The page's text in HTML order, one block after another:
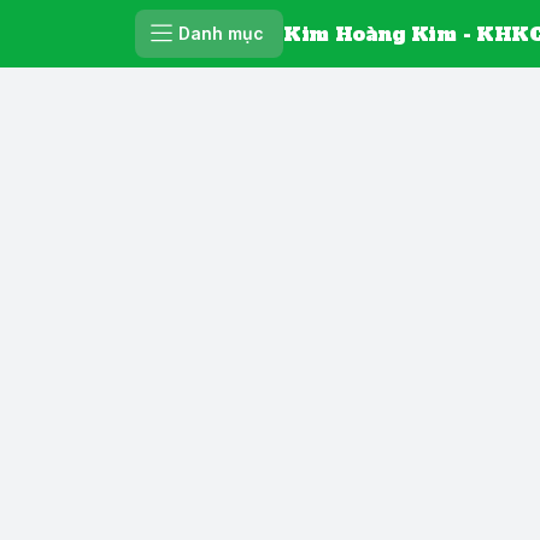
Danh mục Kim Hoàng Kim -